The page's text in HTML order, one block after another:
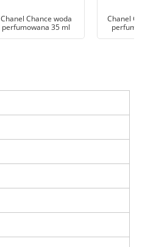
Chanel Chance woda
perfumowana 35 ml
Chanel